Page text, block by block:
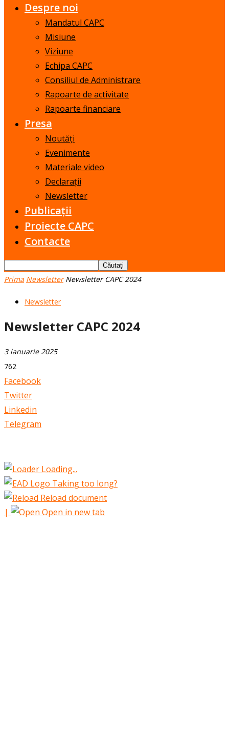
Despre noi
Mandatul CAPC
Misiune
Viziune
Echipa CAPC
Consiliul de Administrare
Rapoarte de activitate
Rapoarte financiare
Presa
Noutăți
Evenimente
Materiale video
Declarații
Newsletter
Publicații
Proiecte CAPC
Contacte
Prima Newsletter Newsletter CAPC 2024
Newsletter
Newsletter CAPC 2024
3 ianuarie 2025
762
Facebook
Twitter
Linkedin
Telegram
Loading...
Taking too long?
Reload document
|
Open in new tab